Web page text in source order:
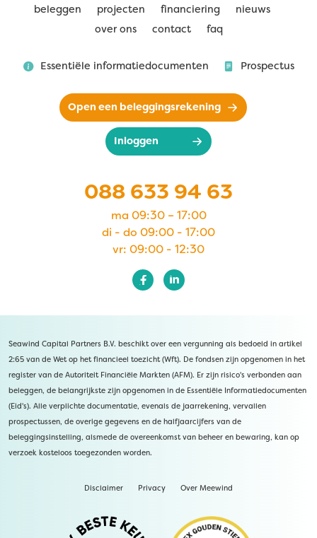
beleggen projecten financiering
nieuws
over ons
contact faq
Essentiële informatiedocumenten Prospectus
Open een beleggingsrekening
Inloggen
088 633 94 63
ma 09:30 – 17:00
di - do 09:00 - 17:00
vr: 09:00 - 12:30
Seawind Capital Partners B.V. beschikt over een vergunning als bedoeld in artikel
2:65 van de Wet op het financieel toezicht (Wft). De fondsen zijn opgenomen in het
register van de Autoriteit Financiële Markten (AFM). Er zijn risico's verbonden aan
beleggen, de belangrijkste zijn opgenomen in de Essentiële Informatiedocumenten
(Eid's). Alle verplichte documentatie, evenals de jaarrekening, vervallen
prospectussen, de overige gegevens en de halfjaarcijfers van de
beleggingsinstelling, alsmede de overeenkomst van beheer en bewaring, kan op
verzoek kosteloos toegezonden worden.
Disclaimer Privacy Over Meewind